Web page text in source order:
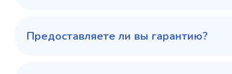
Предоставляете ли вы гарантию?